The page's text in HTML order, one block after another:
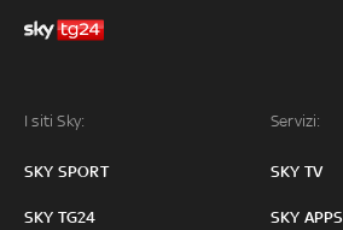
I siti Sky:
SKY SPORT
SKY TG24
Servizi:
SKY TV
SKY APPS